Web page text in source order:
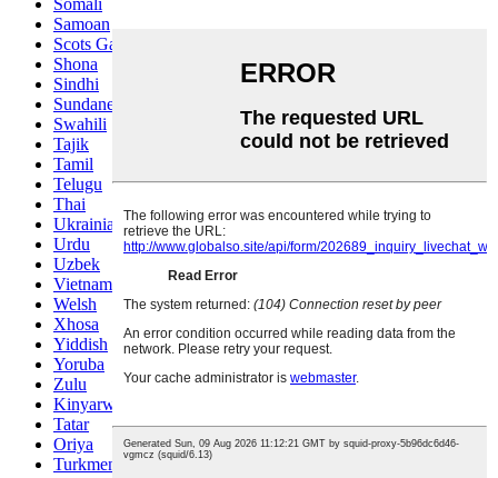
Somali
Samoan
Scots Gaelic
Shona
Sindhi
Sundanese
Swahili
Tajik
Tamil
Telugu
Thai
Ukrainian
Urdu
Uzbek
Vietnamese
Welsh
Xhosa
Yiddish
Yoruba
Zulu
Kinyarwanda
Tatar
Oriya
Turkmen